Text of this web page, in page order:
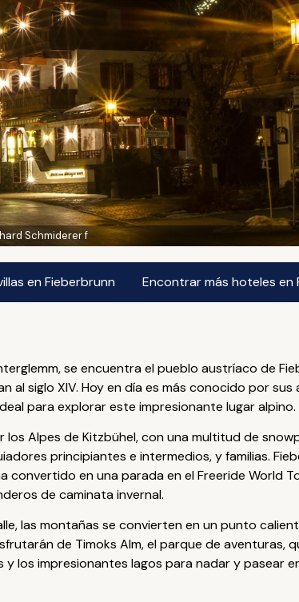
Schmiderer f
en Fieberbrunn Encontrar más hoteles en
se encuentra el pueblo austríaco de
siglo XIV. Hoy en día es más conocido por
para explorar este impresionante lugar alpino.
Alpes de Kitzbühel, con una multitud de
principiantes e intermedios, y familias.
en una parada en el Freeride World
de caminata invernal.
las montañas se convierten en un punto
de Timoks Alm, el parque de
los impresionantes lagos para nadar y pasear